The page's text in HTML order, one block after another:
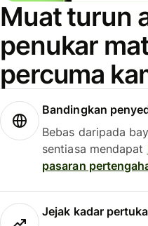
Muat turun
penukar
percuma
Bandingkan
Bebas daripada
sentiasa mendapat
pasaran
Jejak kadar